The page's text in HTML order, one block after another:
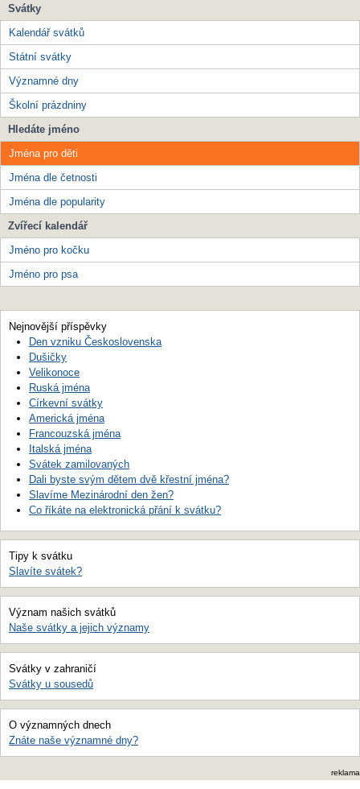
Svátky
Kalendář svátků
Státní svátky
Významné dny
Školní prázdniny
Hledáte jméno
Jména pro děti
Jména dle četnosti
Jména dle popularity
Zvířecí kalendář
Jméno pro kočku
Jméno pro psa
Nejnovější příspěvky
Den vzniku Československa
Dušičky
Velikonoce
Ruská jména
Církevní svátky
Americká jména
Francouzská jména
Italská jména
Svátek zamilovaných
Dali byste svým dětem dvě křestní jména?
Slavíme Mezinárodní den žen?
Co říkáte na elektronická přání k svátku?
Tipy k svátku
Slavíte svátek?
Význam našich svátků
Naše svátky a jejich významy
Svátky v zahraničí
Svátky u sousedů
O významných dnech
Znáte naše významné dny?
reklama